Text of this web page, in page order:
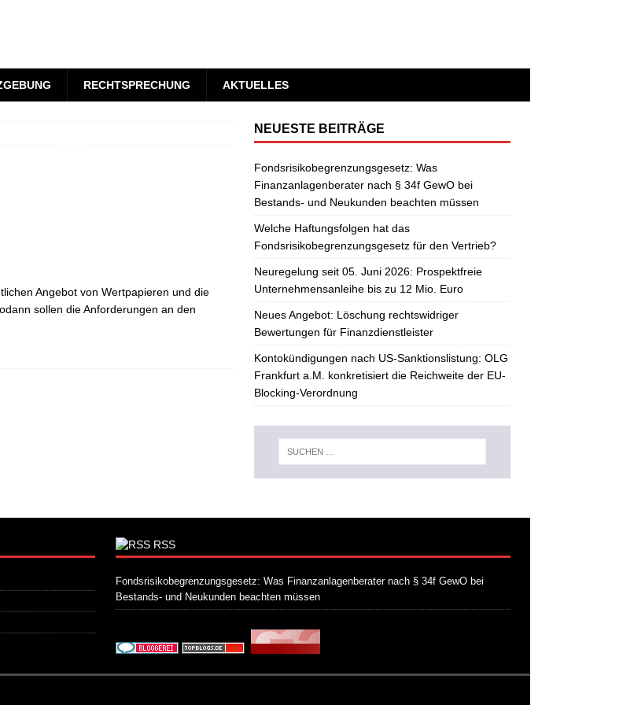
RECHTSPRECHUNG AKTUELLES
Angebot von Wertpapieren und die
sollen die Anforderungen an den
NEUESTE BEITRÄGE
Fondsrisikobegrenzungsgesetz: Was
Finanzanlagenberater nach § 34f GewO bei
Bestands- und Neukunden beachten müssen
Welche Haftungsfolgen hat das
Fondsrisikobegrenzungsgesetz für den Vertrieb?
Neuregelung seit 05. Juni 2026: Prospektfreie
Unternehmensanleihe bis zu 12 Mio. Euro
Neues Angebot: Löschung rechtswidriger
Bewertungen für Finanzdienstleister
Kontokündigungen nach US-Sanktionslistung: OLG
Frankfurt a.M. konkretisiert die Reichweite der EU-
Blocking-Verordnung
RSS
Fondsrisikobegrenzungsgesetz: Was Finanzanlagenberater nach § 34f GewO bei
Bestands- und Neukunden beachten müssen